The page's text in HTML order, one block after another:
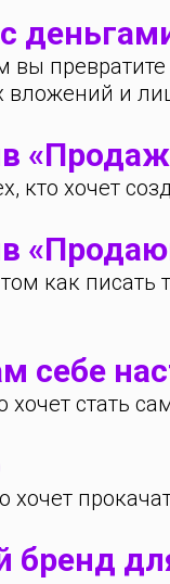
вы
и
кто хочет
как писать
себе
хочет стать
хочет
бренд